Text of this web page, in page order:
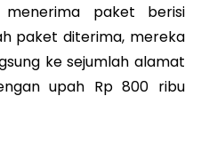
paket berisi
paket diterima, mereka
ke sejumlah alamat
upah Rp 800 ribu